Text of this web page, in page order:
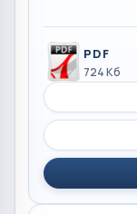
PDF
724 Кб